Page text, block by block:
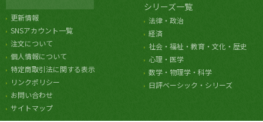
更新情報
SNSアカウント一覧
注文について
個人情報について
特定商取引法に関する表示
リンクポリシー
お問い合わせ
サイトマップ
シリーズ一覧
法律・政治
経済
社会・福祉・教育・文化・歴史
心理・医学
数学・物理学・科学
日評ベーシック・シリーズ